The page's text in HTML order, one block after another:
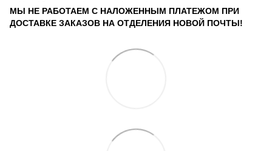
МЫ НЕ РАБОТАЕМ С НАЛОЖЕННЫМ ПЛАТЕЖОМ ПРИ
ДОСТАВКЕ ЗАКАЗОВ НА ОТДЕЛЕНИЯ НОВОЙ ПОЧТЫ!